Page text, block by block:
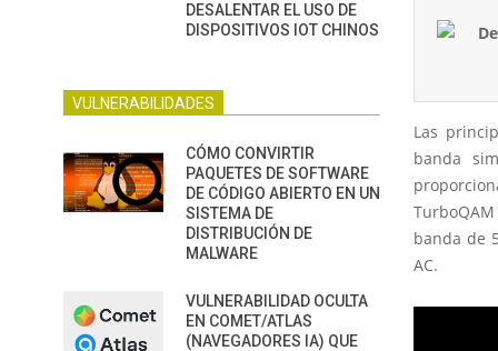
Las
banda
banda de
AC.
DESALENTAR EL USO DE
DISPOSITIVOS IOT CHINOS
VULNERABILIDADES
CÓMO CONVIRTIR
PAQUETES DE SOFTWARE
DE CÓDIGO ABIERTO EN UN
SISTEMA DE
DISTRIBUCIÓN DE
MALWARE
VULNERABILIDAD OCULTA
EN COMET/ATLAS
(NAVEGADORES IA) QUE